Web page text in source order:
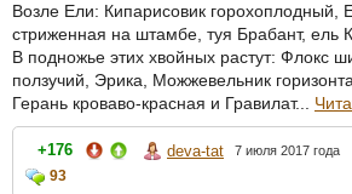
Возле Ели: Кипарисовик горохоплодный,
стриженная на штамбе, туя Брабант, ель
В подножье этих хвойных растут: Флокс
ползучий, Эрика, Можжевельник
Герань кроваво-красная и Гравилат...
+176 deva-tat 7 июля 2017 года
93